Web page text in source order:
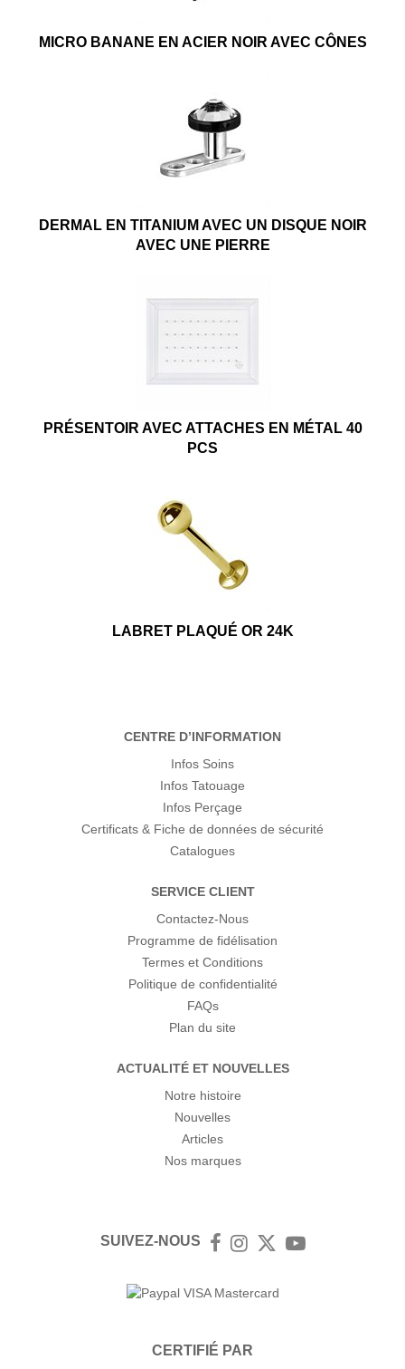
MICRO BANANE EN ACIER NOIR AVEC CÔNES
DERMAL EN TITANIUM AVEC UN DISQUE NOIR
AVEC UNE PIERRE
PRÉSENTOIR AVEC ATTACHES EN MÉTAL 40
PCS
LABRET PLAQUÉ OR 24K
CENTRE D’INFORMATION
Infos Soins
Infos Tatouage
Infos Perçage
Certificats & Fiche de données de sécurité
Catalogues
SERVICE CLIENT
Contactez-Nous
Programme de fidélisation
Termes et Conditions
Politique de confidentialité
FAQs
Plan du site
ACTUALITÉ ET NOUVELLES
Notre histoire
Nouvelles
Articles
Nos marques
SUIVEZ-NOUS FacebookInstagram
TwitterYouTube
CERTIFIÉ PAR